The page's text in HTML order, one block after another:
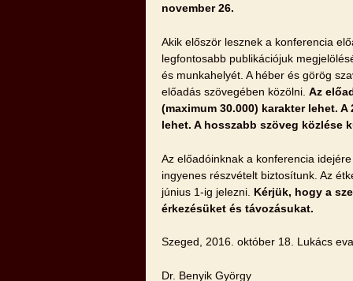
november 26.
Akik először lesznek a konferencia
legfontosabb publikációjuk
és munkahelyét. A héber és görög
előadás szövegében közölni. Az
(maximum 30.000) karakter lehet.
lehet. A hosszabb szöveg közlése
Az előadóinknak a konferencia
ingyenes részvételt biztosítunk. Az
június 1-ig jelezni. Kérjük, hogy a
érkezésüket és távozásukat.
Szeged, 2016. október 18. Lukács
Dr. Benyik György